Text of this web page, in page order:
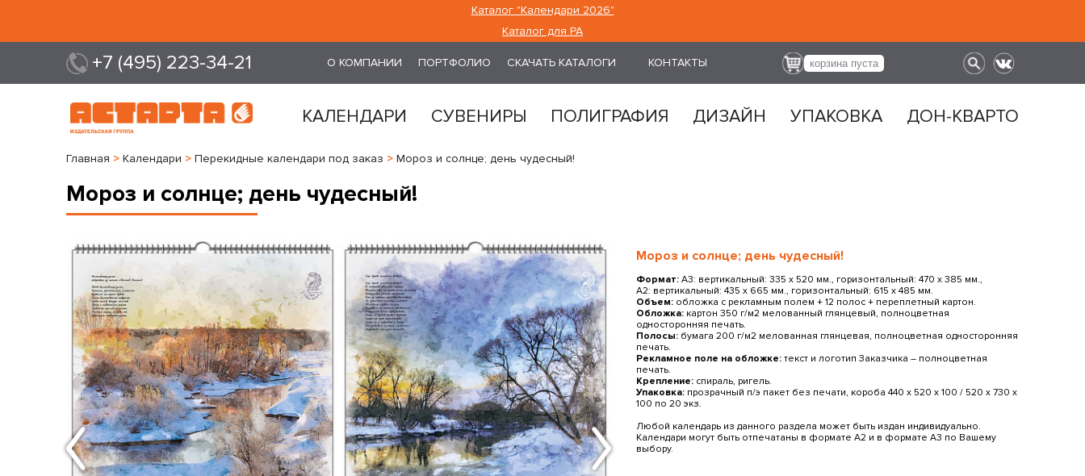
Каталог "Календари 2026"
Каталог для РА
+7 (495) 223-34-21 О КОМПАНИИ ПОРТФОЛИО СКАЧАТЬ КАТАЛОГИ КОНТАКТЫ корзина пуста
КАЛЕНДАРИ СУВЕНИРЫ ПОЛИГРАФИЯ ДИЗАЙН УПАКОВКА ДОН-КВАРТО
Главная > Календари > Перекидные календари под заказ > Мороз и солнце; день чудесный!
Мороз и солнце; день чудесный!
Мороз и солнце; день чудесный!
Формат:А3: вертикальный: 335 х 520 мм., горизонтальный: 470 х 385 мм.,
А2: вертикальный: 435 х 665 мм., горизонтальный: 615 x 485 мм.
Объем:обложка с рекламным полем + 12 полос + переплетный картон.
Обложка:картон 350 г/м2 мелованный глянцевый, полноцветная
односторонняя печать.
Полосы:бумага 200 г/м2 мелованная глянцевая, полноцветная односторонняя
печать.
Рекламное поле на обложке:текст и логотип Заказчика ― полноцветная
печать.
Крепление:спираль, ригель.
Упаковка:прозрачный п/э пакет без печати, короба 440 х 520 х 100 / 520 х 730 х
100 по 20 экз.
Любой календарь из данного раздела может быть издан индивидуально.
Календари могут быть отпечатаны в формате А2 и в формате А3 по Вашему
выбору.